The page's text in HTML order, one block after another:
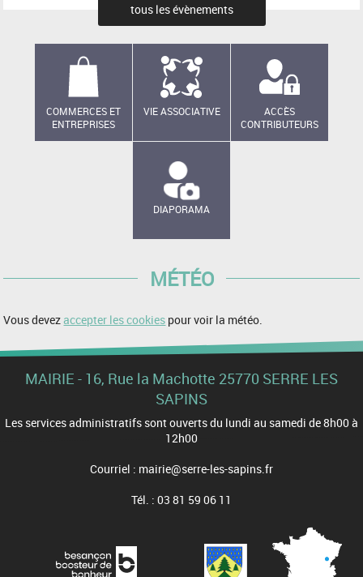
tous les évènements
COMMERCES ET
ENTREPRISES
VIE ASSOCIATIVE
ACCÈS
CONTRIBUTEURS
DIAPORAMA
MÉTÉO
Vous devezaccepter les cookies pour voir la météo.
MAIRIE - 16, Rue la Machotte 25770 SERRE LES
SAPINS
Les services administratifs sont ouverts du lundi au samedi de 8h00 à
12h00
Courriel : mairie@serre-les-sapins.fr
Tél. : 03 81 59 06 11